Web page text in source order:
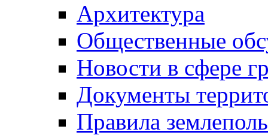
Архитектура
Общественные
Новости в сфере
Документы
Правила